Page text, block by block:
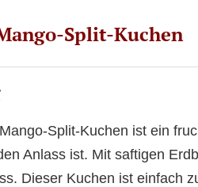
Split-Kuchen
Split-Kuchen ist ein
Anlass ist. Mit saftigen
Dieser Kuchen ist einfach